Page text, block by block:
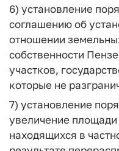
6) установление
соглашению об
отношении
собственности
участков,
которые не
7) установление
увеличение
находящихся в